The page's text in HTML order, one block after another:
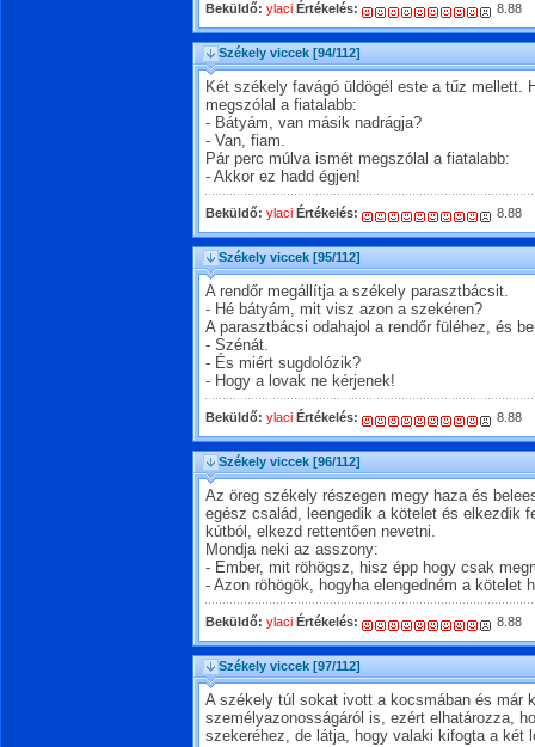
Beküldő: ylaci Értékelés: 8.88
Székely viccek [94/112]
Két székely favágó üldögél este a tűz mellett.
megszólal a fiatalabb:
- Bátyám, van másik nadrágja?
- Van, fiam.
Pár perc múlva ismét megszólal a fiatalabb:
- Akkor ez hadd égjen!
Beküldő: ylaci Értékelés: 8.88
Székely viccek [95/112]
A rendőr megállítja a székely parasztbácsit.
- Hé bátyám, mit visz azon a szekéren?
A parasztbácsi odahajol a rendőr füléhez, és
- Szénát.
- És miért sugdolózik?
- Hogy a lovak ne kérjenek!
Beküldő: ylaci Értékelés: 8.88
Székely viccek [96/112]
Az öreg székely részegen megy haza és
egész család, leengedik a kötelet és elkezdik
kútból, elkezd rettentően nevetni.
Mondja neki az asszony:
- Ember, mit röhögsz, hisz épp hogy csak
- Azon röhögök, hogyha elengedném a kötelet
Beküldő: ylaci Értékelés: 8.88
Székely viccek [97/112]
A székely túl sokat ivott a kocsmában és már
személyazonosságáról is, ezért elhatározza,
szekeréhez, de látja, hogy valaki kifogta a két